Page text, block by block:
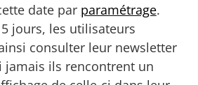
date par paramétrage.
jours, les utilisateurs
consulter leur newsletter
jamais ils rencontrent un